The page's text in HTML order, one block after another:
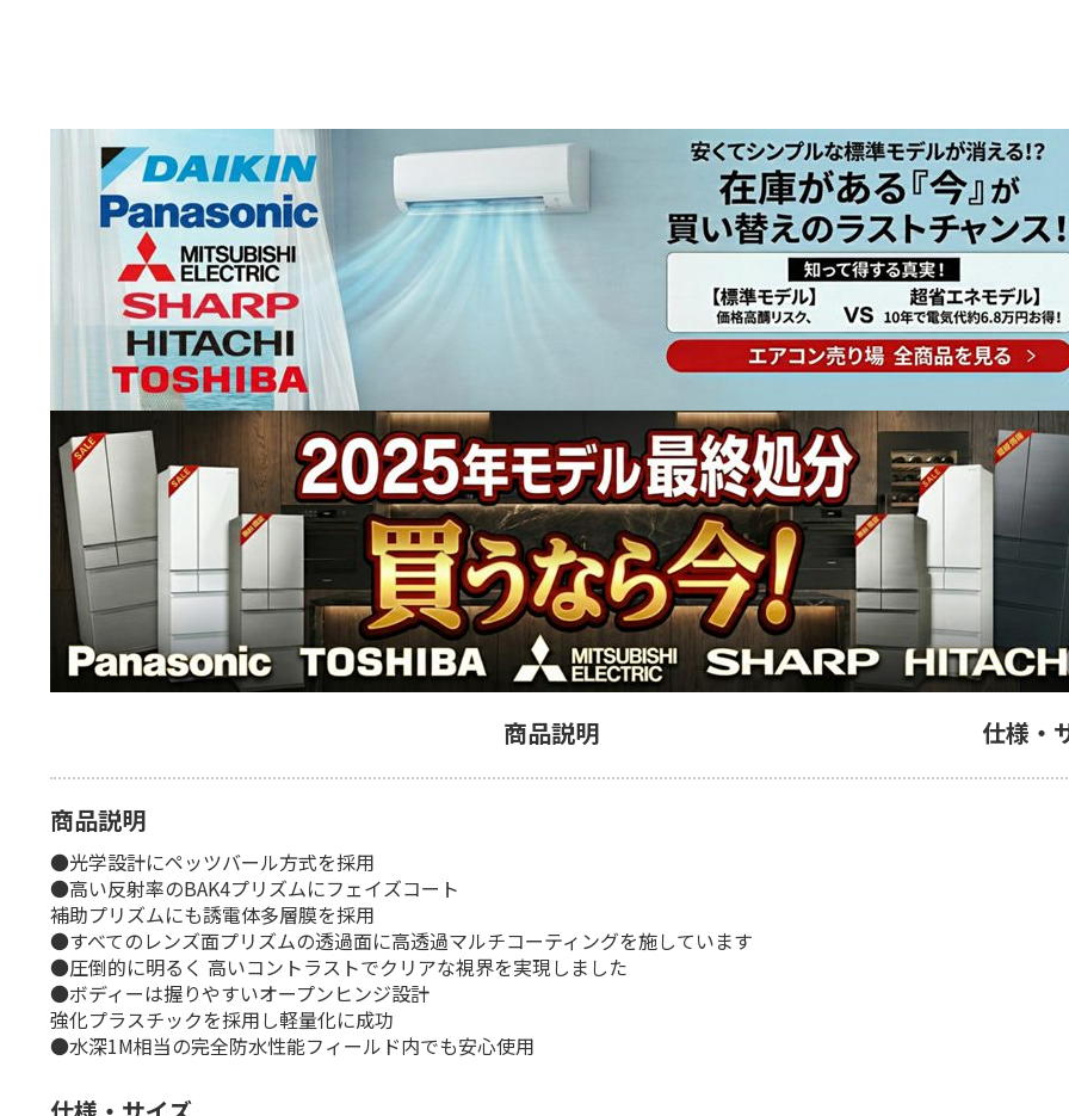
商品説明 仕様・
商品説明
●光学設計にペッツバール方式を採用
●高い反射率のBAK4プリズムにフェイズコート
補助プリズムにも誘電体多層膜を採用
●すべてのレンズ面プリズムの透過面に高透過マルチコーティングを施しています
●圧倒的に明るく 高いコントラストでクリアな視界を実現しました
●ボディーは握りやすいオープンヒンジ設計
強化プラスチックを採用し軽量化に成功
●水深1M相当の完全防水性能フィールド内でも安心使用